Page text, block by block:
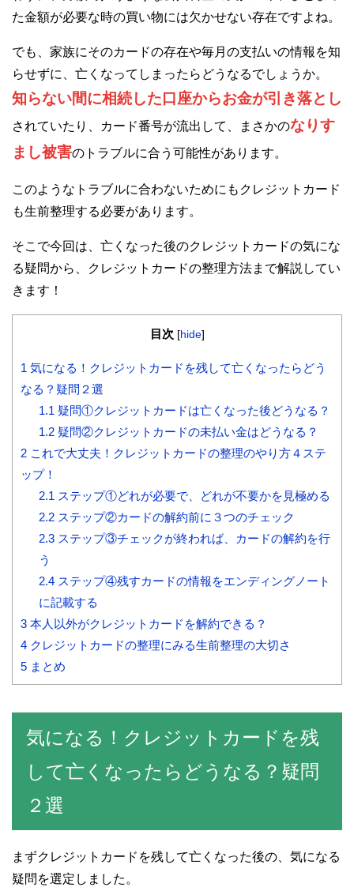
た金額が必要な時の買い物には欠かせない存在ですよね。
でも、家族にそのカードの存在や毎月の支払いの情報を知
らせずに、亡くなってしまったらどうなるでしょうか。
知らない間に相続した口座からお金が引き落とし
されていたり、カード番号が流出して、まさかのなりす
まし被害のトラブルに合う可能性があります。
このようなトラブルに合わないためにもクレジットカード
も生前整理する必要があります。
そこで今回は、亡くなった後のクレジットカードの気にな
る疑問から、クレジットカードの整理方法まで解説してい
きます！
目次 [hide]
1 気になる！クレジットカードを残して亡くなったらどう
なる？疑問２選
1.1 疑問①クレジットカードは亡くなった後どうなる？
1.2疑問②クレジットカードの未払い金はどうなる？
2 これで大丈夫！クレジットカードの整理のやり方４ステ
ップ！
2.1 ステップ①どれが必要で、どれが不要かを見極める
2.2ステップ②カードの解約前に３つのチェック
2.3ステップ③チェックが終われば、カードの解約を行
う
2.4ステップ④残すカードの情報をエンディングノート
に記載する
3 本人以外がクレジットカードを解約できる？
4 クレジットカードの整理にみる生前整理の大切さ
5 まとめ
気になる！クレジットカードを残
して亡くなったらどうなる？疑問
２選
まずクレジットカードを残して亡くなった後の、気になる
疑問を選定しました。